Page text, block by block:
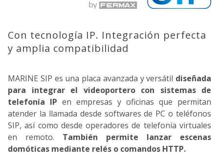
Con tecnología IP. Integración perfecta
y amplia compatibilidad
MARINE SIP es una placa avanzada y versátil diseñada
para integrar el videoportero con sistemas de
telefonía IP en empresas y oficinas que permitan
atender la llamada desde softwares de PC o teléfonos
SIP, así como desde operadores de telefonía virtuales
en remoto. También permite lanzar escenas
domóticas mediante relés o comandos HTTP.